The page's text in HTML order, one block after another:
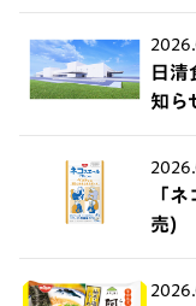
日清
知ら
「
売)